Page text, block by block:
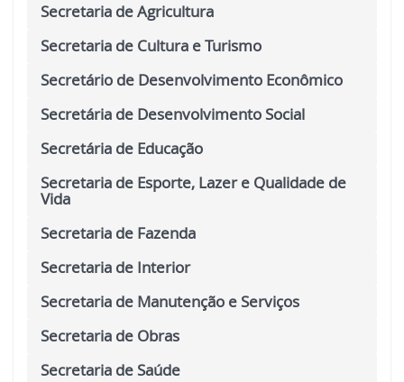
Secretaria de Agricultura
Secretaria de Cultura e Turismo
Secretário de Desenvolvimento Econômico
Secretária de Desenvolvimento Social
Secretária de Educação
Secretaria de Esporte, Lazer e Qualidade de
Vida
Secretaria de Fazenda
Secretaria de Interior
Secretaria de Manutenção e Serviços
Secretaria de Obras
Secretaria de Saúde